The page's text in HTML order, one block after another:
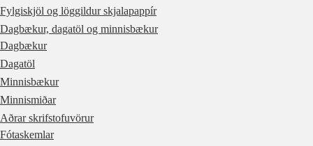
Fylgiskjöl og löggildur skjalapappír
Dagbækur, dagatöl og minnisbækur
Dagbækur
Dagatöl
Minnisbækur
Minnismiðar
Aðrar skrifstofuvörur
Fótaskemlar